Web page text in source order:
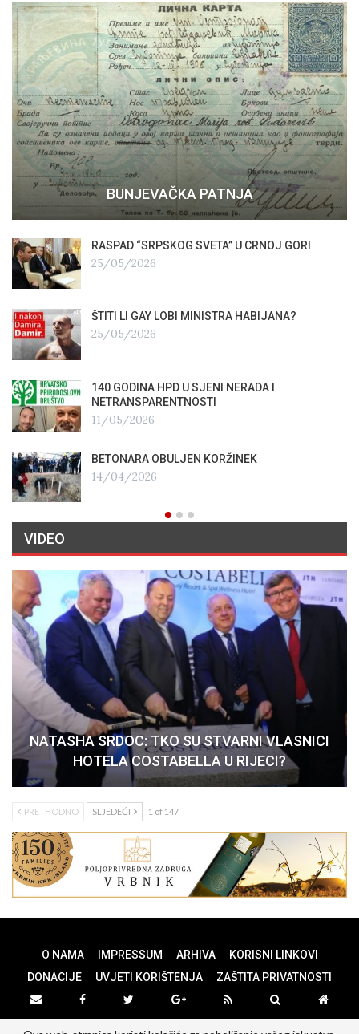
BUNJEVAČKA PATNJA
RASPAD “SRPSKOG SVETA” U CRNOJ GORI
25/05/2026
ŠTITI LI GAY LOBI MINISTRA HABIJANA?
25/05/2026
140 GODINA HPD U SJENI NERADA I
NETRANSPARENTNOSTI
11/05/2026
BETONARA OBULJEN KORŽINEK
14/04/2026
VIDEO
NATASHA SRDOC: TKO SU STVARNI VLASNICI
HOTELA COSTABELLA U RIJECI?
PRETHODNO SLJEDEĆI 1 of 147
O NAMA IMPRESSUM ARHIVA
KORISNI LINKOVI
DONACIJE
UVJETI KORIŠTENJA ZAŠTITA PRIVATNOSTI